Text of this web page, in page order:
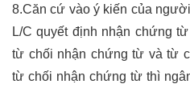
8.Căn cứ vào ý kiến của
L/C quyết định nhận chứng
từ chối nhận chứng từ và từ
từ chối nhận chứng từ thì